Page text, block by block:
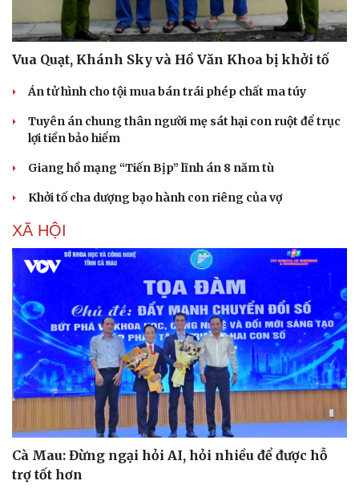
Văn hóa
Văn học
Âm nhạc
Thời trang
Sao Việt
Vua Quạt, Khánh Sky và Hồ Văn Khoa bị khởi tố
Án tử hình cho tội mua bán trái phép chất ma túy
Tuyên án chung thân người mẹ sát hại con ruột để trục
lợi tiền bảo hiểm
Giang hồ mạng “Tiến Bịp” lĩnh án 8 năm tù
Khởi tố cha dượng bạo hành con riêng của vợ
XÃ HỘI
Cà Mau: Đừng ngại hỏi AI, hỏi nhiều để được hỗ
trợ tốt hơn